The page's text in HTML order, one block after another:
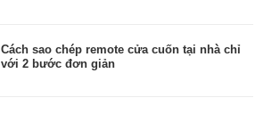
Cách sao chép remote cửa cuốn tại nhà chỉ
với 2 bước đơn giản